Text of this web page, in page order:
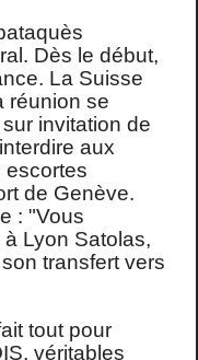
Dès le début,
La Suisse
réunion se
invitation de
aux
escortes
de Genève.
: "Vous
Lyon Satolas,
transfert vers
tout pour
véritables